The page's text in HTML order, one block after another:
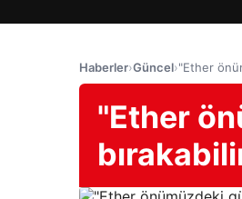
Haberler›Güncel›"Ether
"Ether